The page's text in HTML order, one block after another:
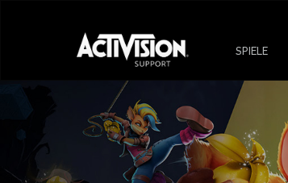
SPIELE